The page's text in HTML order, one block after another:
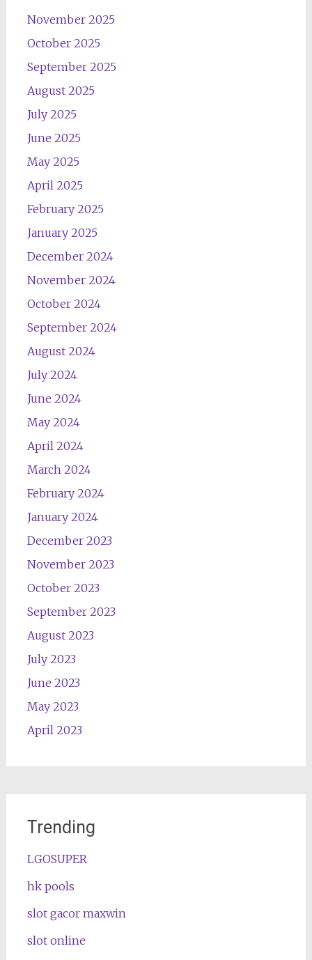
November 2025
October 2025
September 2025
August 2025
July 2025
June 2025
May 2025
April 2025
February 2025
January 2025
December 2024
November 2024
October 2024
September 2024
August 2024
July 2024
June 2024
May 2024
April 2024
March 2024
February 2024
January 2024
December 2023
November 2023
October 2023
September 2023
August 2023
July 2023
June 2023
May 2023
April 2023
Trending
LGOSUPER
hk pools
slot gacor maxwin
slot online